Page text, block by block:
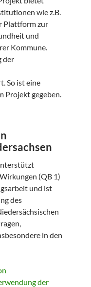
wie z.B.
Plattform zur
und
Kommune.
der
So ist eine
gegeben.
(QB 1)
und ist
des
in den
der